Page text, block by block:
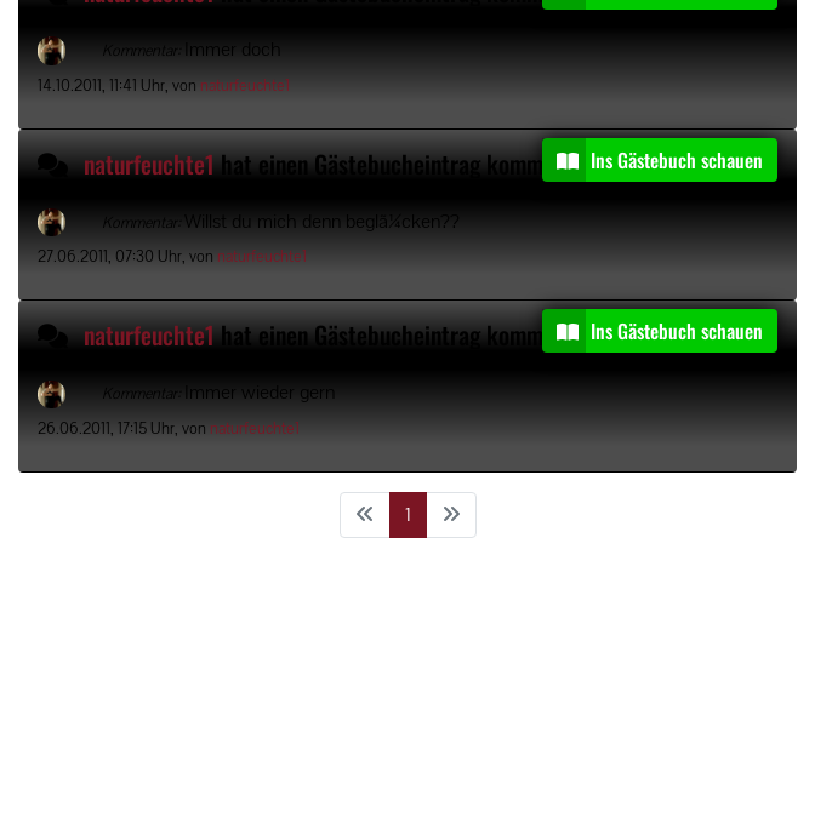
Kommentar: Immer doch
14.10.2011, 11:41 Uhr, von naturfeuchte1
naturfeuchte1hat einen Gästebucheintrag kommentiertIns Gästebuch schauen
Kommentar: Willst du mich denn beglã¼cken??
27.06.2011, 07:30 Uhr, von naturfeuchte1
naturfeuchte1hat einen Gästebucheintrag kommentiertIns Gästebuch schauen
Kommentar: Immer wieder gern
26.06.2011, 17:15 Uhr, von naturfeuchte1
1